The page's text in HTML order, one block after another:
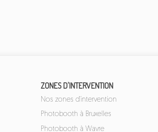
ZONES D'INTERVENTION
Nos zones d'intervention
Photobooth à Bruxelles
Photobooth à Wavre